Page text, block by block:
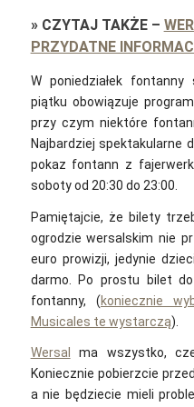
» CZYTAJ TAKŻE–
PRZYDATNE
W poniedziałek
piątku obowiązuje
przy czym niektóre
Najbardziej spektakularne
pokaz fontann z
soboty od 20:30 do 23:00.
Pamiętajcie, że bilety
ogrodzie wersalskim nie
euro prowizji, jedynie
darmo. Po prostu bilet
fontanny, (koniecznie
Musicales te wystarczą).
Wersal
ma wszystko,
Koniecznie pobierzcie
a nie będziecie mieli